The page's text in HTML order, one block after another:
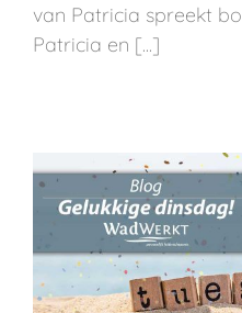
van Patricia spreekt
Patricia en [...]